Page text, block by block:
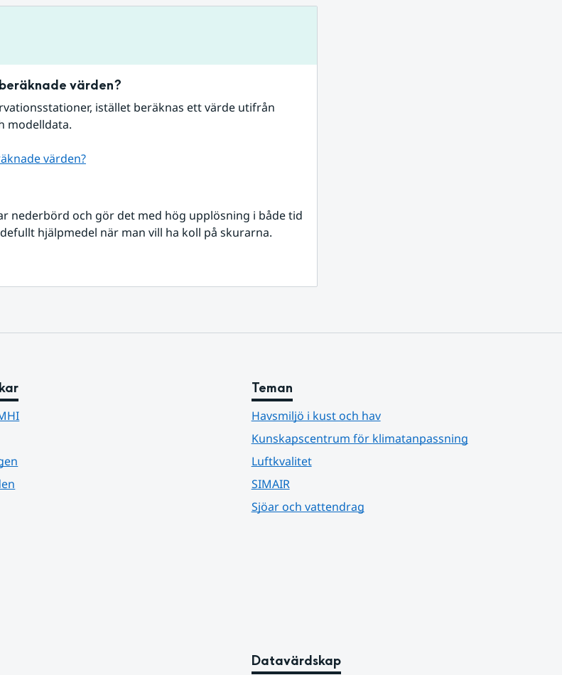
värden?
istället beräknas ett värde utifrån
modelldata.
värden?
nederbörd och gör det med hög upplösning i både tid
hjälpmedel när man vill ha koll på skurarna.
Teman
Havsmiljö i kust och hav
Kunskapscentrum för klimatanpassning
Luftkvalitet
SIMAIR
Sjöar och vattendrag
Datavärdskap